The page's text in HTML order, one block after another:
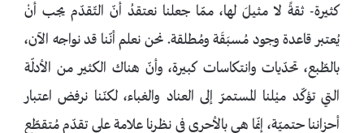
كثيرة- ثقةً لا مثيلَ لها، ممّا جعلنا نعتقدُ أنّ التّقدّم يجب أنْ
يُعتبر قاعدة وجود مُسبَقَة ومُطلقة. نحن نعلم أنّنا قد نواجه الآن،
بالطّبع، تحدّيات وانتكاسات كبيرة، وأنّ هناك الكثير من الأدلّة
التي تؤكّد ميْلنا المستمرّ إلى العناد والغباء، لكنّنا نرفض اعتبار
أحزاننا حتميّة، إنّما هي بالأحرى في نظرنا علامة على تقدّم مُتقطّع